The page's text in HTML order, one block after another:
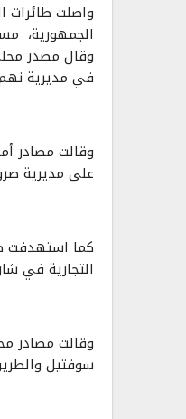
الجمهورية،
وقال مصدر
في مديرية
وقالت مصادر
على مديرية
كما استهدفت
التجارية في
وقالت مصادر
سوفتيل